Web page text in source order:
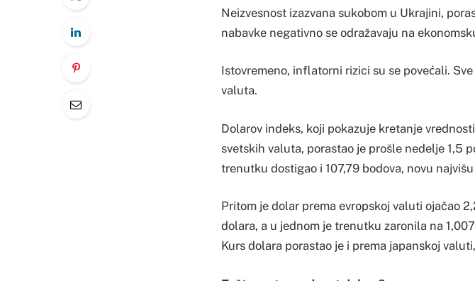
Neizvesnost izazvana sukobom u Ukrajini,
nabavke negativno se odražavaju na
Istovremeno, inflatorni rizici su se povećali.
valuta.
Dolarov indeks, koji pokazuje kretanje
svetskih valuta, porastao je prošle nedelje 1,5
trenutku dostigao i 107,79 bodova, novu
Pritom je dolar prema evropskoj valuti ojačao
dolara, a u jednom je trenutku zaronila na
Kurs dolara porastao je i prema japanskoj